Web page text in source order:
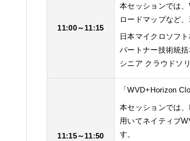
11:00～11:15
本セッションでは
ロードマップなど
日本マイクロソフ
パートナー技術統括
シニア クラウドソ
11:15～11:50
「WVD+Horizon
本セッションでは
用いてネイティブ
す。